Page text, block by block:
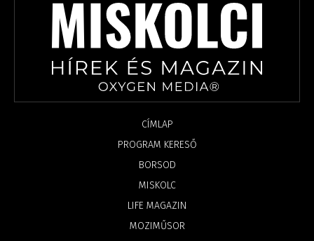
CÍMLAP
PROGRAM KERESŐ
BORSOD
MISKOLC
LIFE MAGAZIN
MOZIMŰSOR